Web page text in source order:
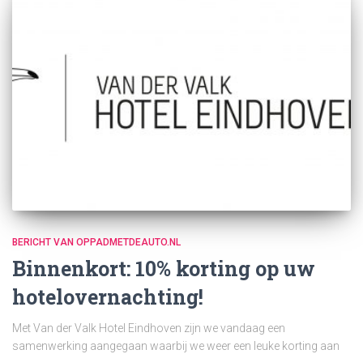
BERICHT VAN OPPADMETDEAUTO.NL
Binnenkort: 10% korting op uw
hotelovernachting!
Met Van der Valk Hotel Eindhoven zijn we vandaag een
samenwerking aangegaan waarbij we weer een leuke korting aan